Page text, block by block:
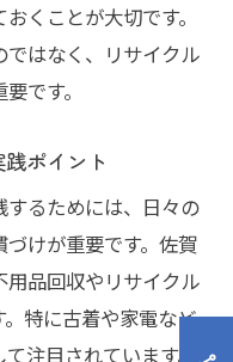
くことが大切です。
はなく、リサイクル
です。
ポイント
るためには、日々の
けが重要です。佐賀
品回収やリサイクル
特に古着や家電など
注目されています。